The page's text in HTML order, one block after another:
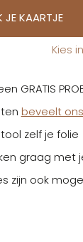
JE KAARTJE
Kies
GRATIS
beveelt
zelf je folie
graag met
zijn ook